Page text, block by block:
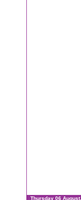
Thursday 06